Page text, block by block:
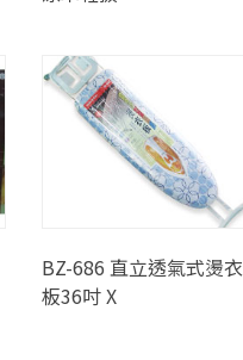
BZ-686 直立透氣式燙衣
板36吋 X